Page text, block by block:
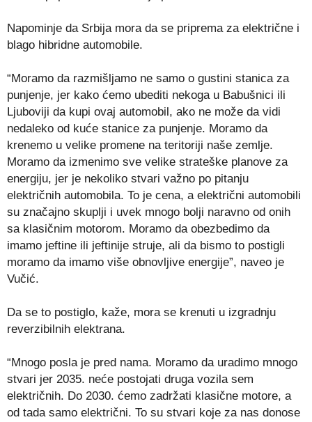
Napominje da Srbija mora da se priprema za električne i
blago hibridne automobile.
“Moramo da razmišljamo ne samo o gustini stanica za
punjenje, jer kako ćemo ubediti nekoga u Babušnici ili
Ljuboviji da kupi ovaj automobil, ako ne može da vidi
nedaleko od kuće stanice za punjenje. Moramo da
krenemo u velike promene na teritoriji naše zemlje.
Moramo da izmenimo sve velike strateške planove za
energiju, jer je nekoliko stvari važno po pitanju
električnih automobila. To je cena, a električni automobili
su značajno skuplji i uvek mnogo bolji naravno od onih
sa klasičnim motorom. Moramo da obezbedimo da
imamo jeftine ili jeftinije struje, ali da bismo to postigli
moramo da imamo više obnovljive energije”, naveo je
Vučić.
Da se to postiglo, kaže, mora se krenuti u izgradnju
reverzibilnih elektrana.
“Mnogo posla je pred nama. Moramo da uradimo mnogo
stvari jer 2035. neće postojati druga vozila sem
električnih. Do 2030. ćemo zadržati klasične motore, a
od tada samo električni. To su stvari koje za nas donose